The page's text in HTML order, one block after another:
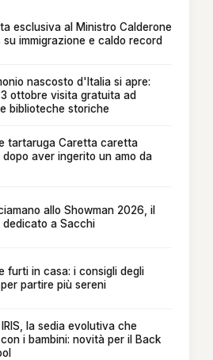
esclusiva al Ministro Calderone
immigrazione e caldo record
nascosto d'Italia si apre:
ottobre visita gratuita ad
biblioteche storiche
tartaruga Caretta caretta
aver ingerito un amo da
allo Showman 2026, il
a Sacchi
furti in casa: i consigli degli
partire più sereni
IRIS, la sedia evolutiva che
i bambini: novità per il Back